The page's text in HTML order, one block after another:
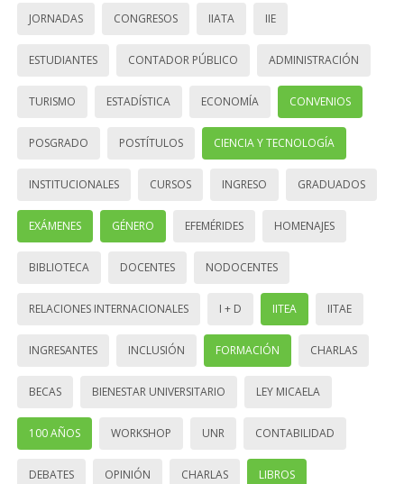
JORNADAS CONGRESOS IIATA IIE
ESTUDIANTES CONTADOR PÚBLICO ADMINISTRACIÓN
TURISMO ESTADÍSTICA ECONOMÍA CONVENIOS
POSGRADO POSTÍTULOS CIENCIA Y TECNOLOGÍA
INSTITUCIONALES CURSOS INGRESO GRADUADOS
EXÁMENES GÉNERO EFEMÉRIDES HOMENAJES
BIBLIOTECA DOCENTES NODOCENTES
RELACIONES INTERNACIONALES I + D IITEA IITAE
INGRESANTES INCLUSIÓN FORMACIÓN CHARLAS
BECAS BIENESTAR UNIVERSITARIO LEY MICAELA
100 AÑOS WORKSHOP UNR CONTABILIDAD
DEBATES OPINIÓN CHARLAS LIBROS